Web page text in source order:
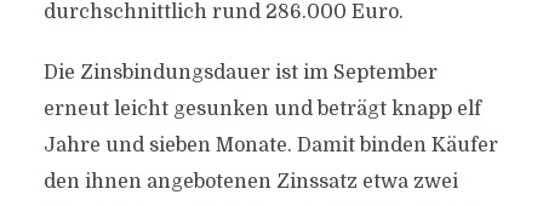
durchschnittlich rund 286.000 Euro.
Die Zinsbindungsdauer ist im September
erneut leicht gesunken und beträgt knapp elf
Jahre und sieben Monate. Damit binden Käufer
den ihnen angebotenen Zinssatz etwa zwei